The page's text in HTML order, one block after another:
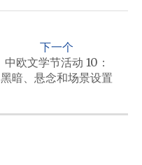
下一个
中欧文学节活动 10：
黑暗、悬念和场景设置